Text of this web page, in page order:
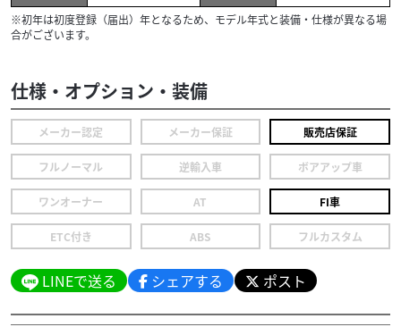
※初年は初度登録（届出）年となるため、モデル年式と装備・仕様が異なる場
合がございます。
仕様・オプション・装備
メーカー認定 メーカー保証 販売店保証
フルノーマル 逆輸入車 ボアアップ車
ワンオーナー AT FI車
ETC付き ABS フルカスタム
LINEで送る シェアする ポスト